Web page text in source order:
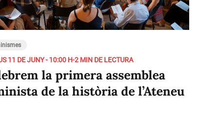
11 DE JUNY - 10:00 H-2 MIN DE LECTURA
la primera assemblea
de la història de l’Ateneu